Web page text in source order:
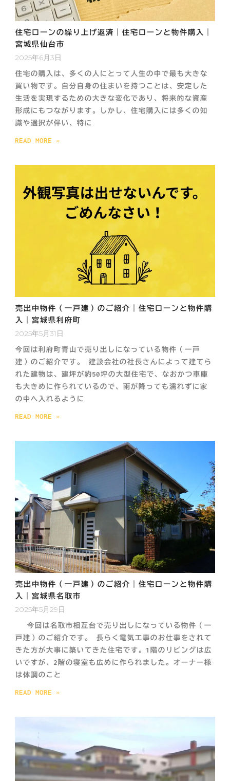
住宅ローンの繰り上げ返済｜住宅ローンと物件購入｜
宮城県仙台市
2025年6月3日
住宅の購入は、多くの人にとって人生の中で最も大きな
買い物です。自分自身の住まいを持つことは、安定した
生活を実現するための大きな変化であり、将来的な資産
形成にもつながります。しかし、住宅購入には多くの知
識や選択が伴い、特に
READ MORE »
売出中物件（一戸建）のご紹介｜住宅ローンと物件購
入｜宮城県利府町
2025年5月31日
今回は利府町青山で売り出しになっている物件（一戸
建）のご紹介です。 建設会社の社長さんによって建てら
れた建物は、建坪が約50坪の大型住宅で、なおかつ車庫
も大きめに作られているので、雨が降っても濡れずに家
の中へ入れるように
READ MORE »
売出中物件（一戸建）のご紹介｜住宅ローンと物件購
入｜宮城県名取市
2025年5月29日
今回は名取市相互台で売り出しになっている物件（一
戸建）のご紹介です。 長らく電気工事のお仕事をされて
きた方が大事に築いてきた住宅です。1階のリビングは広
いですが、2階の寝室も広めに作られました。オーナー様
は体調のこと
READ MORE »